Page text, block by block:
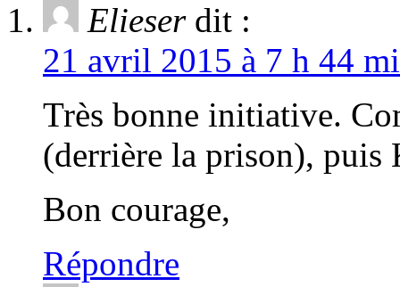
Elieser dit :
21 avril 2015 à 7 h 44
Très bonne initiative.
(derrière la prison),
Bon courage,
Répondre